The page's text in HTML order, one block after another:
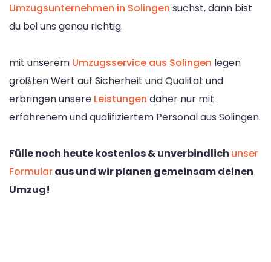
Umzugsunternehmen in Solingen suchst, dann bist
du bei uns genau richtig.
mit unserem Umzugsservice aus Solingen legen
größten Wert auf Sicherheit und Qualität und
erbringen unsere Leistungen daher nur mit
erfahrenem und qualifiziertem Personal aus Solingen.
Fülle noch heute kostenlos & unverbindlich unser
Formularaus und wir planen gemeinsam deinen
Umzug!